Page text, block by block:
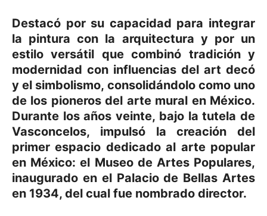
Destacó por su capacidad para integrar
la pintura con la arquitectura y por un
estilo versátil que combinó tradición y
modernidad con influencias del art decó
y el simbolismo, consolidándolo como uno
de los pioneros del arte mural en México.
Durante los años veinte, bajo la tutela de
Vasconcelos, impulsó la creación del
primer espacio dedicado al arte popular
en México: el Museo de Artes Populares,
inaugurado en el Palacio de Bellas Artes
en 1934, del cual fue nombrado director.